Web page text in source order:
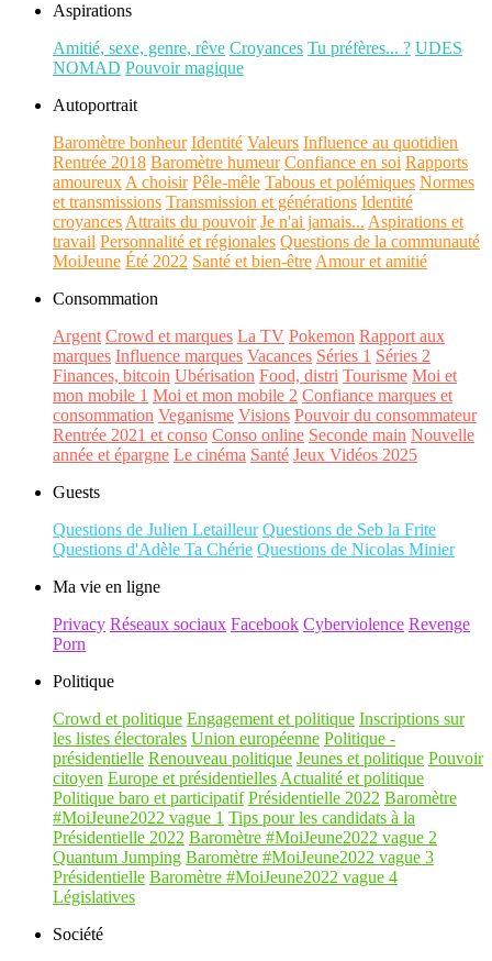
Aspirations
Amitié, sexe, genre, rêve Croyances Tu préfères... ? UDES
NOMAD Pouvoir magique
Autoportrait
Baromètre bonheur Identité Valeurs Influence au quotidien
Rentrée 2018 Baromètre humeur Confiance en soi Rapports
amoureux A choisir Pêle-mêle Tabous et polémiques Normes
et transmissions Transmission et générations Identité
croyances Attraits du pouvoir Je n'ai jamais... Aspirations et
travail Personnalité et régionales Questions de la communauté
MoiJeune Été 2022 Santé et bien-être Amour et amitié
Consommation
Argent Crowd et marques La TV Pokemon Rapport aux
marques Influence marques Vacances Séries 1 Séries 2
Finances, bitcoin Ubérisation Food, distri Tourisme Moi et
mon mobile 1 Moi et mon mobile 2 Confiance marques et
consommation Veganisme Visions Pouvoir du consommateur
Rentrée 2021 et conso Conso online Seconde main Nouvelle
année et épargne Le cinéma Santé Jeux Vidéos 2025
Guests
Questions de Julien Letailleur Questions de Seb la Frite
Questions d'Adèle Ta Chérie Questions de Nicolas Minier
Ma vie en ligne
Privacy Réseaux sociaux Facebook Cyberviolence Revenge
Porn
Politique
Crowd et politique Engagement et politique Inscriptions sur
les listes électorales Union européenne Politique -
présidentielle Renouveau politique Jeunes et politique Pouvoir
citoyen Europe et présidentielles Actualité et politique
Politique baro et participatif Présidentielle 2022 Baromètre
#MoiJeune2022 vague 1 Tips pour les candidats à la
Présidentielle 2022 Baromètre #MoiJeune2022 vague 2
Quantum Jumping Baromètre #MoiJeune2022 vague 3
Présidentielle Baromètre #MoiJeune2022 vague 4
Législatives
Société